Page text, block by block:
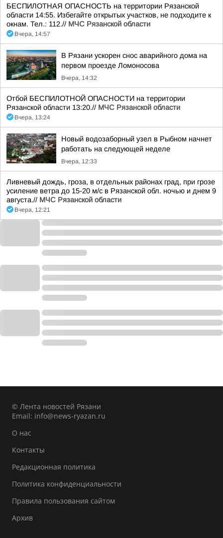
БЕСПИЛОТНАЯ ОПАСНОСТЬ на территории Рязанской
области 14:55. Избегайте открытых участков, не подходите к
окнам. Тел.: 112.// МЧС Рязанской области
Вчера, 14:57
В Рязани ускорен снос аварийного дома на
первом проезде Ломоносова
Вчера, 14:32
Отбой БЕСПИЛОТНОЙ ОПАСНОСТИ на территории
Рязанской области 13:20.// МЧС Рязанской области
Вчера, 13:24
Новый водозаборный узел в Рыбном начнет
работать на следующей неделе
Вчера, 12:33
Ливневый дождь, гроза, в отдельных районах град, при грозе
усиление ветра до 15-20 м/с в Рязанской обл. ночью и днем 9
августа.// МЧС Рязанской области
Вчера, 12:21
© Лента новостей Рязани
Email: info@news-ryazan.ru
О нас
Контакты
Редакционная политика
Политика конфиденциальности
Правила пользования сайтом
Архив